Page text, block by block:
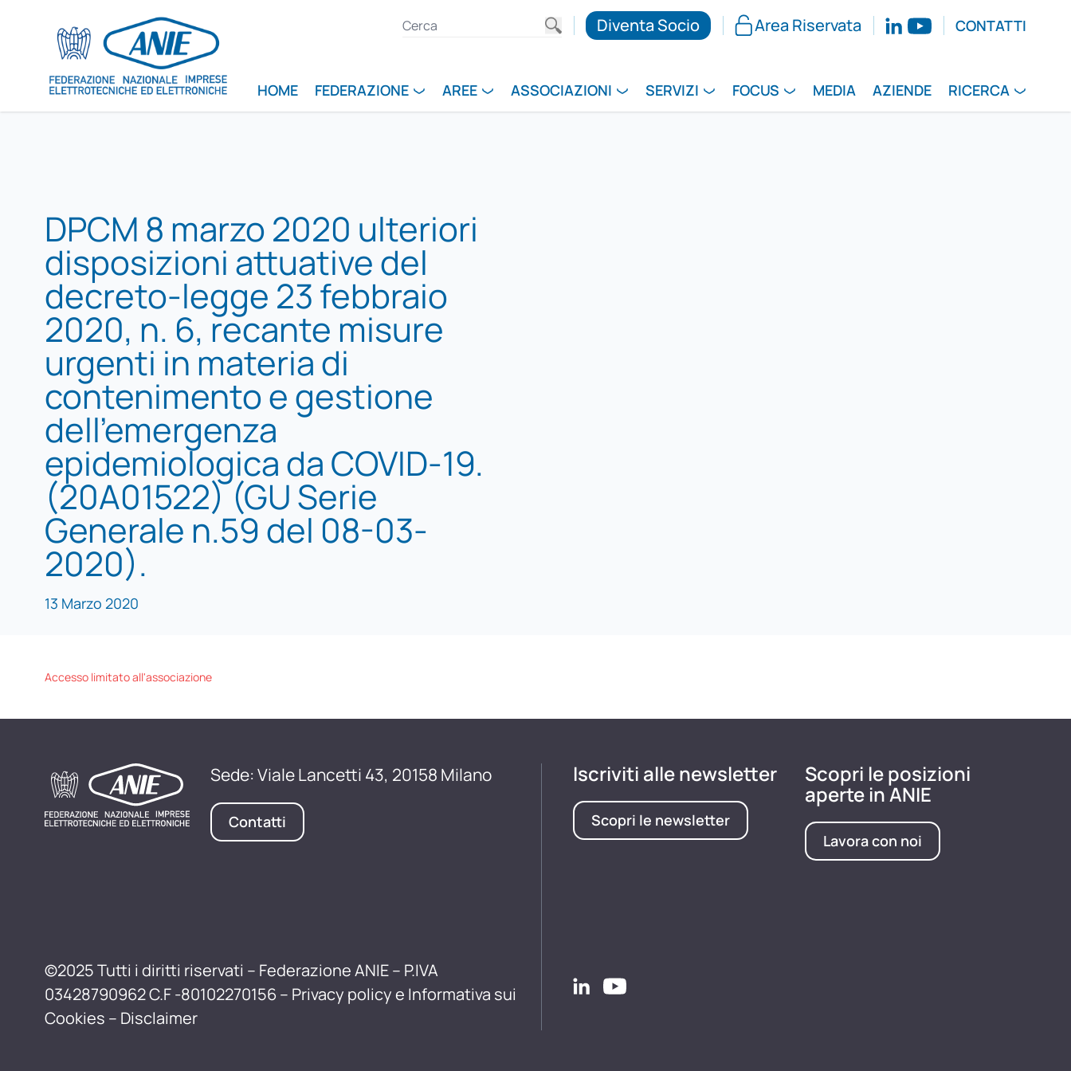
Diventa Socio Area Riservata CONTATTI
HOME FEDERAZIONE AREE ASSOCIAZIONI SERVIZI FOCUS MEDIA AZIENDE RICERCA
DPCM 8 marzo 2020 ulteriori
disposizioni attuative del
decreto-legge 23 febbraio
2020, n. 6, recante misure
urgenti in materia di
contenimento e gestione
dell’emergenza
epidemiologica da COVID-19.
(20A01522) (GU Serie
Generale n.59 del 08-03-
2020).
13 Marzo 2020
Accesso limitato all'associazione
Sede: Viale Lancetti 43, 20158 Milano
Contatti
©2025 Tutti i diritti riservati – Federazione ANIE – P.IVA
03428790962 C.F -80102270156 – Privacy policy e Informativa sui
Cookies – Disclaimer
Iscriviti alle newsletter
Scopri le newsletter
Scopri le posizioni
aperte in ANIE
Lavora con noi